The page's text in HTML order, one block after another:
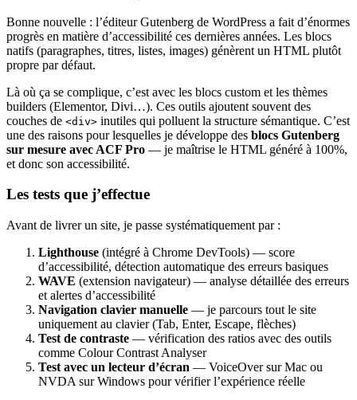
Bonne nouvelle : l’éditeur Gutenberg de WordPress a fait d’énormes
progrès en matière d’accessibilité ces dernières années. Les blocs
natifs (paragraphes, titres, listes, images) génèrent un HTML plutôt
propre par défaut.
Là où ça se complique, c’est avec les blocs custom et les thèmes
builders (Elementor, Divi…). Ces outils ajoutent souvent des
couches de <div> inutiles qui polluent la structure sémantique. C’est
une des raisons pour lesquelles je développe des blocs Gutenberg
sur mesure avec ACF Pro — je maîtrise le HTML généré à 100%,
et donc son accessibilité.
Les tests que j’effectue
Avant de livrer un site, je passe systématiquement par :
Lighthouse (intégré à Chrome DevTools) — score
d’accessibilité, détection automatique des erreurs basiques
WAVE (extension navigateur) — analyse détaillée des erreurs
et alertes d’accessibilité
Navigation clavier manuelle — je parcours tout le site
uniquement au clavier (Tab, Enter, Escape, flèches)
Test de contraste — vérification des ratios avec des outils
comme Colour Contrast Analyser
Test avec un lecteur d’écran — VoiceOver sur Mac ou
NVDA sur Windows pour vérifier l’expérience réelle